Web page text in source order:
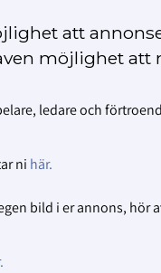
att
möjlighet att
ledare och
ni här.
bild i er annons, hör